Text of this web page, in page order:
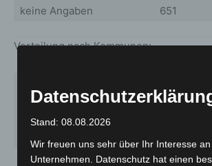
keine Angaben
651
Verteilung nach Kommunen:
Aktuelle
Fallzahl
Gesamt
Stand: 08.08.2026
Wir freuen uns sehr über Ihr Interesse
Unternehmen. Datenschutz hat einen